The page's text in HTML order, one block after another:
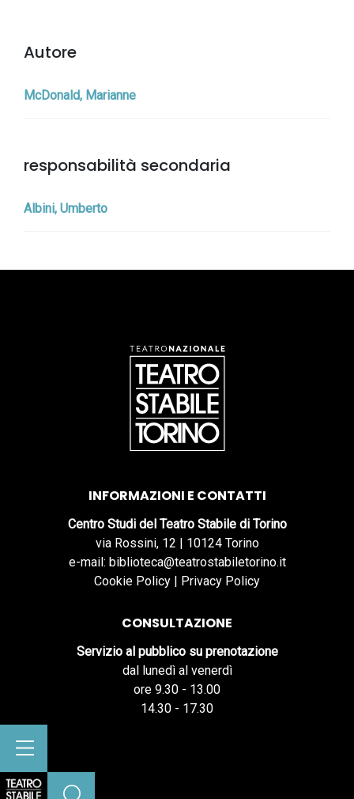
Autore
McDonald, Marianne
responsabilità secondaria
Albini, Umberto
INFORMAZIONI E CONTATTI
Centro Studi del Teatro Stabile di Torino
via Rossini, 12 | 10124 Torino
e-mail: biblioteca@teatrostabiletorino.it
Cookie Policy | Privacy Policy
CONSULTAZIONE
Servizio al pubblico su prenotazione
dal lunedì al venerdì
ore 9.30 - 13.00
14.30 - 17.30